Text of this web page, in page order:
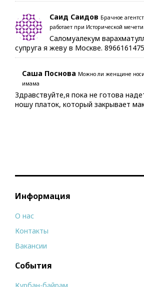
Саид Саидов Брачное
работает при Исторической
Саломуалекум
супруга я жеву в Москве.
Саша Поснова Можно ли женщине
имама
Здравствуйте,я пока не готова
ношу платок, который закрывает
Информация
О нас
Контакты
Вакансии
События